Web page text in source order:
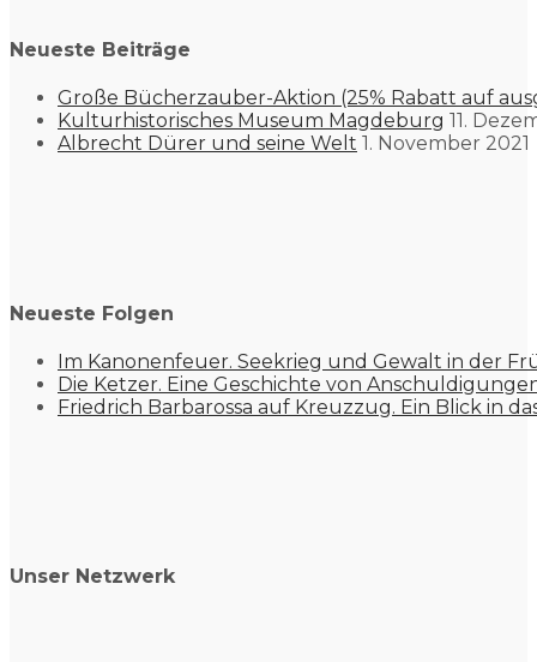
Neueste Beiträge
Große Bücherzauber-Aktion (25% Rabatt auf
Kulturhistorisches Museum Magdeburg 11.
Albrecht Dürer und seine Welt 1. November 2021
Neueste Folgen
Im Kanonenfeuer. Seekrieg und Gewalt in der
Die Ketzer. Eine Geschichte von
Friedrich Barbarossa auf Kreuzzug. Ein Blick in
Unser Netzwerk